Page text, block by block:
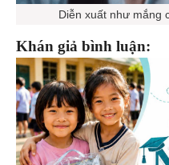
Diễn xuất như mắng
Khán giả bình luận: